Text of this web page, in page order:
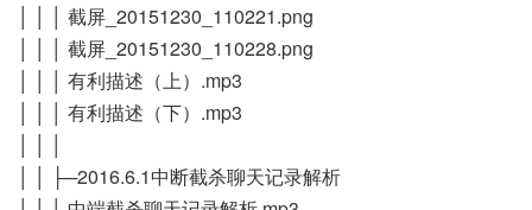
│ │ │ 截屏_20151230_110221.png
│ │ │ 截屏_20151230_110228.png
│ │ │ 有利描述（上）.mp3
│ │ │ 有利描述（下）.mp3
│ │ ├─2016.6.1中断截杀聊天记录解析